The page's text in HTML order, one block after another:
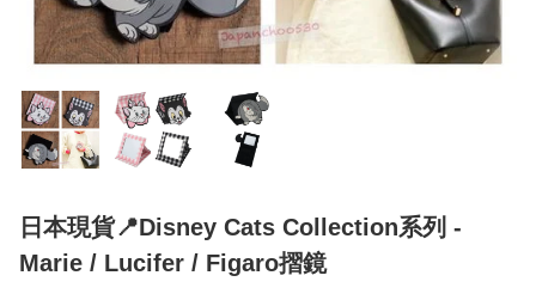
日本現貨📍Disney Cats Collection系列 -
Marie / Lucifer / Figaro摺鏡